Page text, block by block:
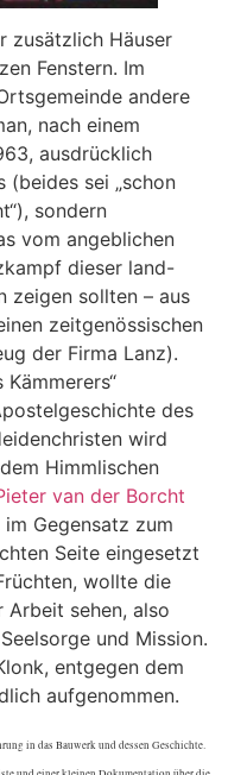
zusätzlich Häuser
Fenstern. Im
andere
nach einem
ausdrücklich
(beides sei „schon
sondern
vom angeblichen
dieser land-
zeigen sollten – aus
zeitgenössischen
der Firma Lanz).
des
wird
Himmlischen
van der Borcht
im Gegensatz zum
Seite eingesetzt
wollte die
Arbeit sehen, also
und Mission.
entgegen dem
aufgenommen.
in das Bauwerk und dessen Geschichte.